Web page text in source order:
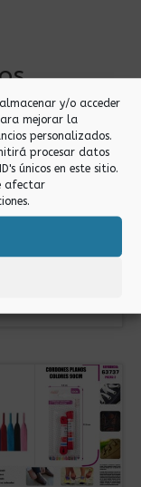
y/o acceder
mejorar la
personalizados.
procesar datos
únicos en este sitio.
afectar